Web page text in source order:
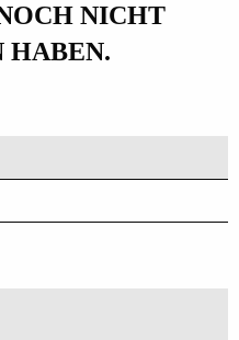
NICHT
HABEN.